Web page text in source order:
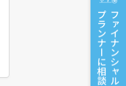
ファイナンシャル
プランナーに相談